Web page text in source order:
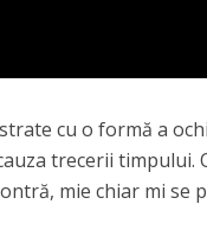
cu o formă a
trecerii timpului.
mie chiar mi se